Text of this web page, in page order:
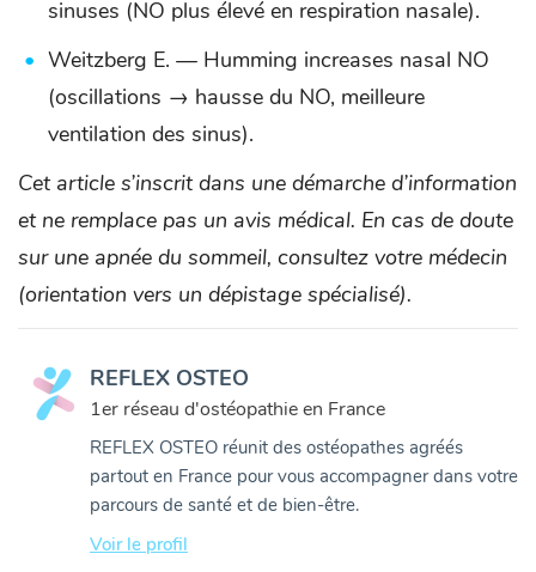
sinuses (NO plus élevé en respiration nasale).
Weitzberg E. — Humming increases nasal NO
(oscillations → hausse du NO, meilleure
ventilation des sinus).
Cet article s’inscrit dans une démarche d’information
et ne remplace pas un avis médical. En cas de doute
sur une apnée du sommeil, consultez votre médecin
(orientation vers un dépistage spécialisé).
REFLEX OSTEO
1er réseau d'ostéopathie en France
REFLEX OSTEO réunit des ostéopathes agréés
partout en France pour vous accompagner dans votre
parcours de santé et de bien-être.
Voir le profil